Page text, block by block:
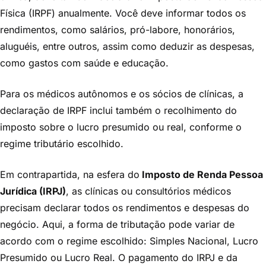
Física (IRPF) anualmente. Você deve informar todos os
rendimentos, como salários, pró-labore, honorários,
aluguéis, entre outros, assim como deduzir as despesas,
como gastos com saúde e educação.
Para os médicos autônomos e os sócios de clínicas, a
declaração de IRPF inclui também o recolhimento do
imposto sobre o lucro presumido ou real, conforme o
regime tributário escolhido.
Em contrapartida, na esfera do Imposto de Renda Pessoa
Jurídica (IRPJ), as clínicas ou consultórios médicos
precisam declarar todos os rendimentos e despesas do
negócio. Aqui, a forma de tributação pode variar de
acordo com o regime escolhido: Simples Nacional, Lucro
Presumido ou Lucro Real. O pagamento do IRPJ e da